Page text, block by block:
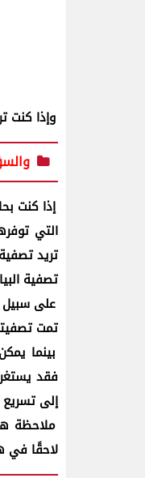
وإذا كنت
إذا كنت
التي
تريد
تصفية
على سبيل
تمت
بينما
فقد
إلى
ملاحظة
لاحقًا في